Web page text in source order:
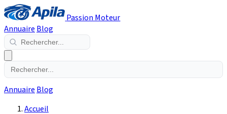
Passion Moteur
Annuaire Blog
Annuaire Blog
Accueil